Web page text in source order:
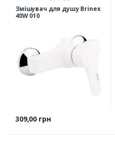
Змішувач для душу Brinex
40W 010
Ціна
309,00 грн